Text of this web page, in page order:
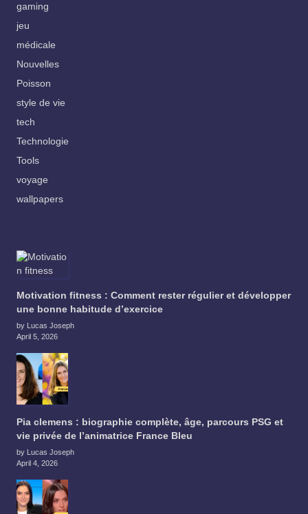
gaming
jeu
médicale
Nouvelles
Poisson
style de vie
tech
Technologie
Tools
voyage
wallpapers
Motivation fitness : Comment rester régulier et développer
une bonne habitude d’exercice
by Lucas Joseph
April 5, 2026
Pia clemens : biographie complète, âge, parcours PSG et
vie privée de l’animatrice France Bleu
by Lucas Joseph
April 4, 2026